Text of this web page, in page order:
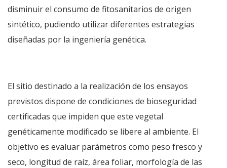
disminuir el consumo de fitosanitarios de origen
sintético, pudiendo utilizar diferentes estrategias
diseñadas por la ingeniería genética.
El sitio destinado a la realización de los ensayos
previstos dispone de condiciones de bioseguridad
certificadas que impiden que este vegetal
genéticamente modificado se libere al ambiente. El
objetivo es evaluar parámetros como peso fresco y
seco, longitud de raíz, área foliar, morfología de las